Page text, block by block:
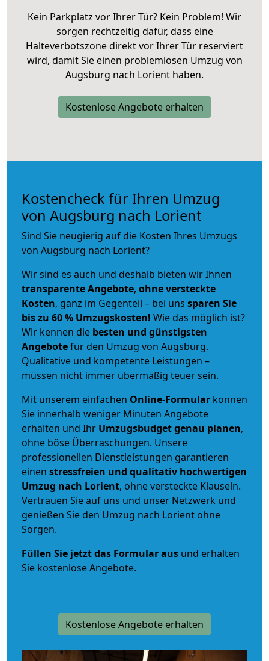
Kein Parkplatz vor Ihrer Tür? Kein Problem! Wir
sorgen rechtzeitig dafür, dass eine
Halteverbotszone direkt vor Ihrer Tür reserviert
wird, damit Sie einen problemlosen Umzug von
Augsburg nach Lorient haben.
Kostenlose Angebote erhalten
Kostencheck für Ihren Umzug
von Augsburg nach Lorient
Sind Sie neugierig auf die Kosten Ihres Umzugs
von Augsburg nach Lorient?
Wir sind es auch und deshalb bieten wir Ihnen
transparente Angebote, ohne versteckte
Kosten, ganz im Gegenteil – bei uns sparen Sie
bis zu 60 % Umzugskosten! Wie das möglich ist?
Wir kennen die besten und günstigsten
Angebotefür den Umzug von Augsburg.
Qualitative und kompetente Leistungen –
müssen nicht immer übermäßig teuer sein.
Mit unserem einfachen Online-Formular können
Sie innerhalb weniger Minuten Angebote
erhalten und Ihr Umzugsbudgetgenau planen,
ohne böse Überraschungen. Unsere
professionellen Dienstleistungen garantieren
einen stressfreien und qualitativ hochwertigen
Umzug nach Lorient, ohne versteckte Klauseln.
Vertrauen Sie auf uns und unser Netzwerk und
genießen Sie den Umzug nach Lorient ohne
Sorgen.
Füllen Sie jetzt das Formular aus und erhalten
Sie kostenlose Angebote.
Kostenlose Angebote erhalten